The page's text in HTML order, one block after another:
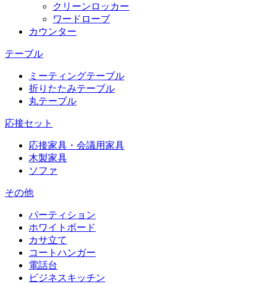
クリーンロッカー
ワードローブ
カウンター
テーブル
ミーティングテーブル
折りたたみテーブル
丸テーブル
応接セット
応接家具・会議用家具
木製家具
ソファ
その他
パーティション
ホワイトボード
カサ立て
コートハンガー
電話台
ビジネスキッチン